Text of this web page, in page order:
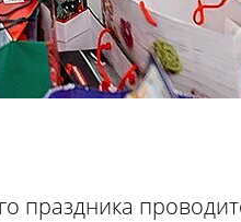
праздника